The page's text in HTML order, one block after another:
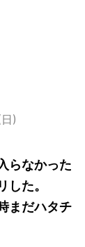
)
らなかった
た。
まだハタチ